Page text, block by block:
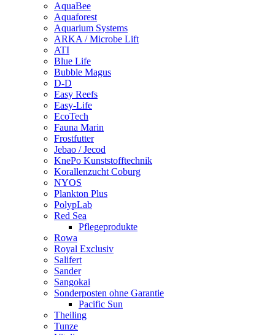
AquaBee
Aquaforest
Aquarium Systems
ARKA / Microbe Lift
ATI
Blue Life
Bubble Magus
D-D
Easy Reefs
Easy-Life
EcoTech
Fauna Marin
Frostfutter
Jebao / Jecod
KnePo Kunststofftechnik
Korallenzucht Coburg
NYOS
Plankton Plus
PolypLab
Red Sea
Pflegeprodukte
Rowa
Royal Exclusiv
Salifert
Sander
Sangokai
Sonderposten ohne Garantie
Pacific Sun
Theiling
Tunze